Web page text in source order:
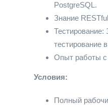
PostgreSQL.
Знание
Тестирование:
тестирование
Опыт работы с
Условия:
Полный